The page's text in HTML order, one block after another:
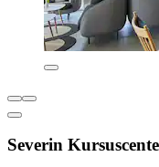
Severin